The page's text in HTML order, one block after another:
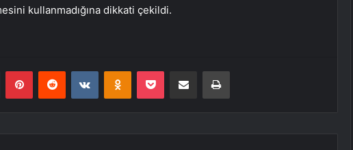
kullanmadığına dikkati çekildi.
Tumblr PinterestReddit VKontakteOdnoklassniki
Pocket E-Posta ile paylaş Yazdır